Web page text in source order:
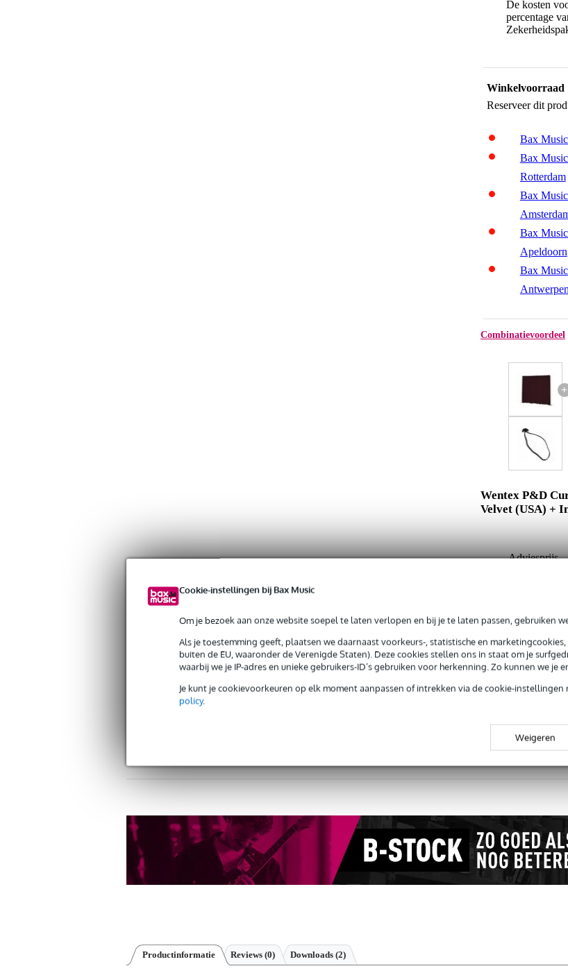
Cookie-instellingen bij Bax Music
Om je bezoek aan onze website soepel te laten verlopen en bij je te laten passen, gebruiken
Als je toestemming geeft, plaatsen we daarnaast voorkeurs-, statistische en
buiten de EU, waaronder de Verenigde Staten). Deze cookies stellen ons in staat om je
waarbij we je IP-adres en unieke gebruikers-ID’s gebruiken voor herkenning. Zo kunnen we
Je kunt je cookievoorkeuren op elk moment aanpassen of intrekken via de cookie-instellingen
policy.
Weigeren
De kosten
percentage
Winkelvoorraad
Reserveer dit
Bax
Bax
Rotterdam
Bax
Bax
Apeldoorn
Bax
Antwerpen
Combinatievoordeel
+
Wentex P&D
Velvet (USA) +
Adviesprijs
In mijn
3 jaar Bax Music garantie
Productinformatie Reviews (0) Downloads (2)